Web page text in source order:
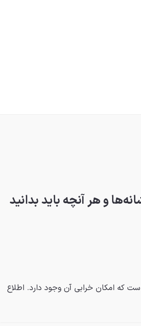
و هر آنچه باید بدانید
که امکان خرابی آن وجود دارد. اطلاع